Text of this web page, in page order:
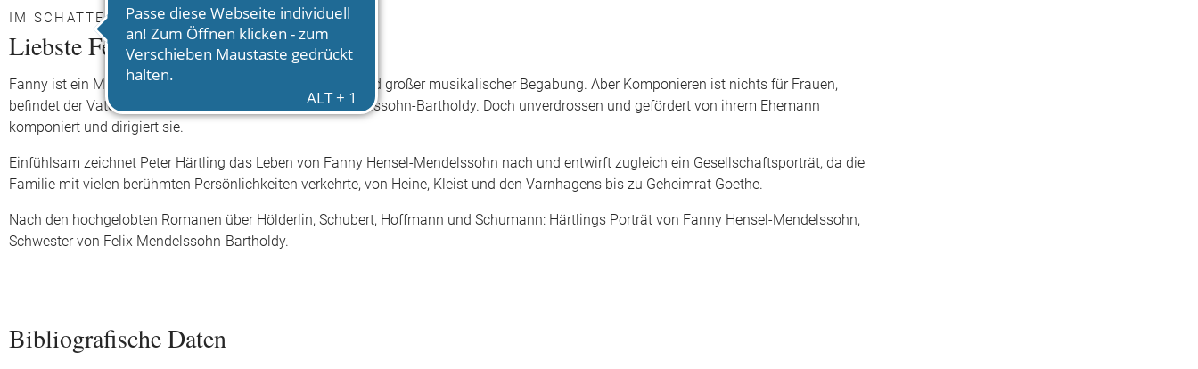
IM SCHATTEN DES BERÜHMTEN BRUDERS
Liebste Fenchel!
Fanny ist ein Mädchen mit dunklen seelenvollen Augen und großer musikalischer Begabung. Aber Komponieren ist nichts für Frauen,
befindet der Vater und später auch ihr Bruder, Felix Mendelssohn-Bartholdy. Doch unverdrossen und gefördert von ihrem Ehemann
komponiert und dirigiert sie.
Einfühlsam zeichnet Peter Härtling das Leben von Fanny Hensel-Mendelssohn nach und entwirft zugleich ein Gesellschaftsporträt, da die
Familie mit vielen berühmten Persönlichkeiten verkehrte, von Heine, Kleist und den Varnhagens bis zu Geheimrat Goethe.
Nach den hochgelobten Romanen über Hölderlin, Schubert, Hoffmann und Schumann: Härtlings Porträt von Fanny Hensel-Mendelssohn,
Schwester von Felix Mendelssohn-Bartholdy.
Bibliografische Daten